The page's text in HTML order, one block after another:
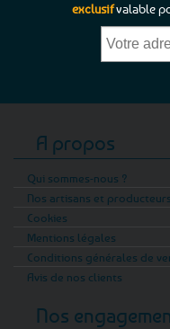
exclusifvalable
A propos
Qui sommes-nous ?
Nos artisans et producteurs
Cookies
Mentions légales
Conditions générales de
Avis de nos clients
Nos